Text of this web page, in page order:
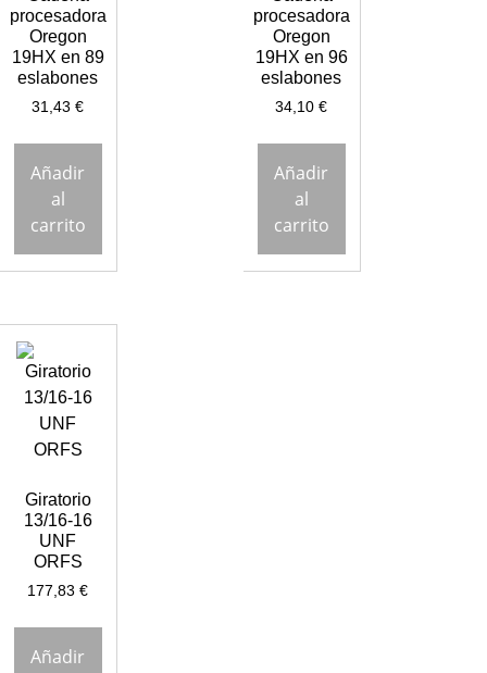
procesadora
Oregon
19HX en 89
eslabones
31,43€
Añadir
al
carrito
procesadora
Oregon
19HX en 96
eslabones
34,10€
Añadir
al
carrito
Giratorio
13/16-16
UNF
ORFS
177,83€
Añadir